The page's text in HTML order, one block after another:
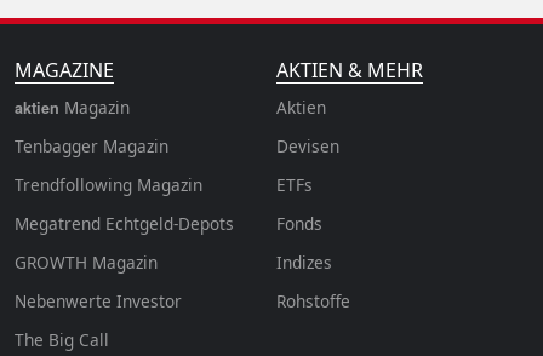
MAGAZINE
aktien Magazin
Tenbagger Magazin
Trendfollowing Magazin
Megatrend Echtgeld-Depots
GROWTH Magazin
Nebenwerte Investor
The Big Call
AKTIEN & MEHR
Aktien
Devisen
ETFs
Fonds
Indizes
Rohstoffe